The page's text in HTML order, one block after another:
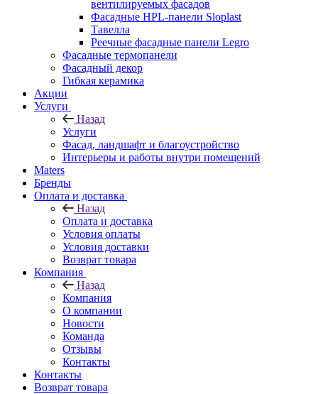
вентилируемых фасадов
Фасадные HPL-панели Sloplast
Тавелла
Реечные фасадные панели Legro
Фасадные термопанели
Фасадный декор
Гибкая керамика
Акции
Услуги
Назад
Услуги
Фасад, ландшафт и благоустройство
Интерьеры и работы внутри помещений
Maters
Бренды
Оплата и доставка
Назад
Оплата и доставка
Условия оплаты
Условия доставки
Возврат товара
Компания
Назад
Компания
О компании
Новости
Команда
Отзывы
Контакты
Контакты
Возврат товара